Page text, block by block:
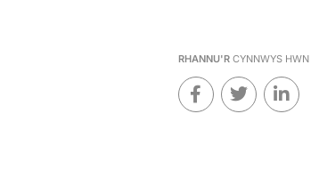
RHANNU'RCYNNWYS HWN